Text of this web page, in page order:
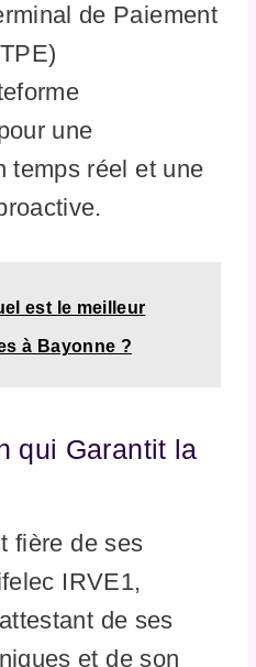
de Paiement
une
temps réel et une
est le meilleur
à Bayonne ?
qui Garantit la
fière de ses
IRVE1,
de ses
et de son